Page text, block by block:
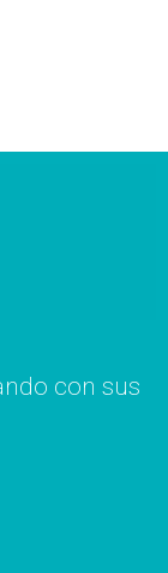
con sus